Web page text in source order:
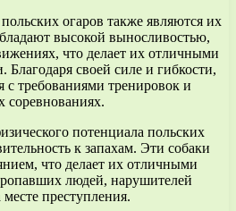
огаров также являются их
высокой выносливостью,
что делает их отличными
своей силе и гибкости,
требованиями тренировок и
соревнованиях.
потенциала польских
к запахам. Эти собаки
что делает их отличными
людей, нарушителей
преступления.